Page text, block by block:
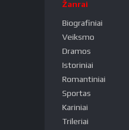
Žanrai
Biografiniai
Veiksmo
Dramos
Istoriniai
Romantiniai
Sportas
Kariniai
Trileriai